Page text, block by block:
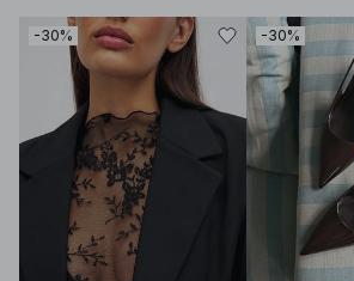
-30% -30%